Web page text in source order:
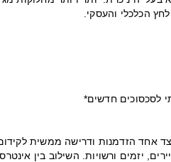
הכלכלי והעסקי.
אחד הזדמנות ודרישה ממשית
יזמים ורשויות. השילוב בין